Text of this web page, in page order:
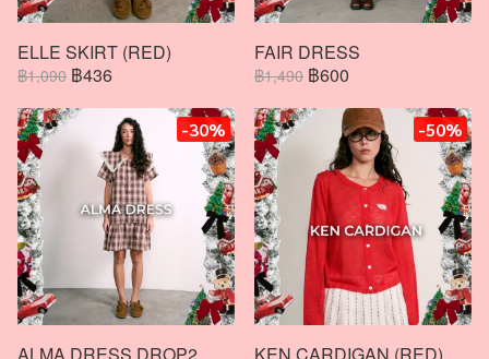
ELLE SKIRT (RED)
฿1,090 ฿436
FAIR DRESS
฿1,490 ฿600
-30% -50%